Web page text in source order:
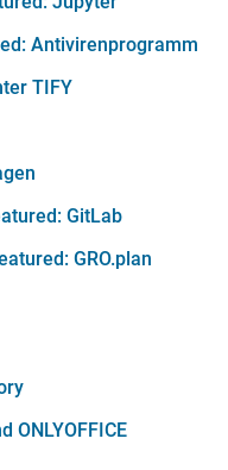
Antivirenprogramm
TIFY
GitLab
GRO.plan
ONLYOFFICE